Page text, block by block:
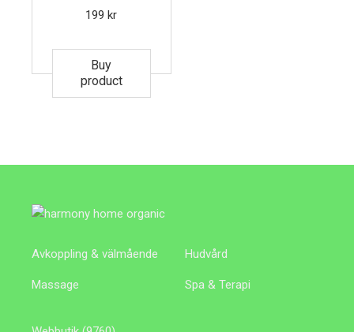
199kr
Buy
product
Avkoppling & välmående Hudvård
Massage Spa & Terapi